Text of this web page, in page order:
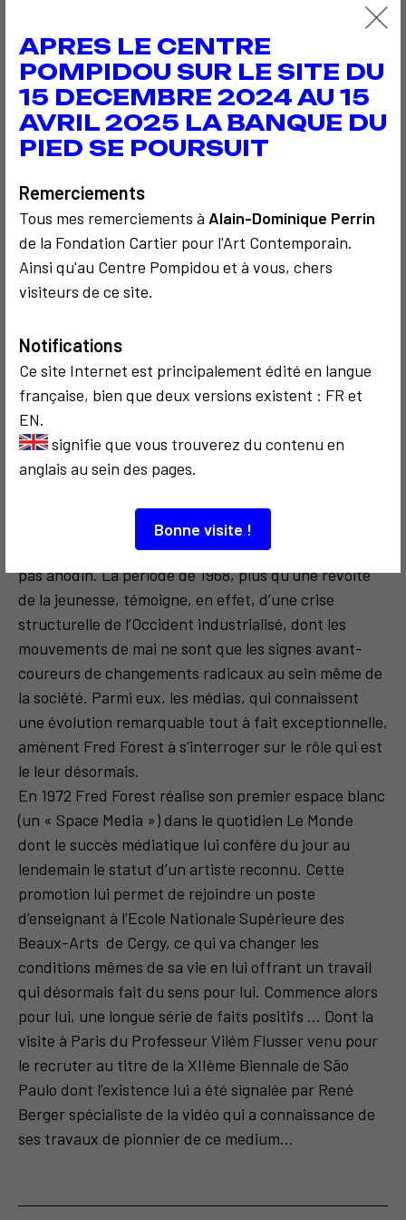
APRES LE CENTRE
POMPIDOU SUR LE SITE DU
15 DECEMBRE 2024 AU 15
AVRIL 2025 LA BANQUE DU
PIED SE POURSUIT
Remerciements
Tous mes remerciements à Alain-Dominique Perrin
de la Fondation Cartier pour l'Art Contemporain.
Ainsi qu'au Centre Pompidou et à vous, chers
visiteurs de ce site.
Notifications
Ce site Internet est principalement édité en langue
française, bien que deux versions existent : FR et
EN.
signifie que vous trouverez du contenu en
anglais au sein des pages.
Bonne visite !
artistique, Fred Forest est l’un des tout premiers (si
supports. Ainsi, dès 1967, il utilise le Portapak de
Sony, un des premiers enregistreurs vidéo portables
disponible pour le grand public, qu'il obtiendra
auprès de Sony en tant que prototype pour créer
deux œuvres d’art vidéo : La Cabine téléphonique et
environnements particuliers, à la fois interactifs et
participatifs où, par le biais de moyens de
communication aussi divers que le téléphone, le
minitel ou la robotique, il amène le spectateur à
s’interroger, que ce soit sur son rôle d’observateur ou
Il est remarqué au cours d’un colloque par un
inspecteur du Ministère de la culture chargé des
enseignements nommé Alexandre Bonnier qui lui
propose d’une façon tout à fait inattendue, ainsi qu’à
Michel Journiac, après les avoir invités tous les deux
l’enseignement. Cette admission ne sera pas facile et
demandera de longs mois d’attente. Tout ceci n’est
pas anodin. La période de 1968, plus qu’une révolte
de la jeunesse, témoigne, en effet, d’une crise
structurelle de l’Occident industrialisé, dont les
mouvements de mai ne sont que les signes avant-
coureurs de changements radicaux au sein même de
la société. Parmi eux, les médias, qui connaissent
une évolution remarquable tout à fait exceptionnelle,
amènent Fred Forest à s’interroger sur le rôle qui est
le leur désormais.
En 1972 Fred Forest réalise son premier espace blanc
(un « Space Media ») dans le quotidien Le Monde
dont le succès médiatique lui confère du jour au
lendemain le statut d’un artiste reconnu. Cette
promotion lui permet de rejoindre un poste
d’enseignant à l’Ecole Nationale Supérieure des
Beaux-Arts de Cergy, ce qui va changer les
conditions mêmes de sa vie en lui offrant un travail
qui désormais fait du sens pour lui. Commence alors
pour lui, une longue série de faits positifs … Dont la
visite à Paris du Professeur Vilém Flusser venu pour
le recruter au titre de la XIIème Biennale de São
Paulo dont l’existence lui a été signalée par René
Berger spécialiste de la vidéo qui a connaissance de
ses travaux de pionnier de ce medium...